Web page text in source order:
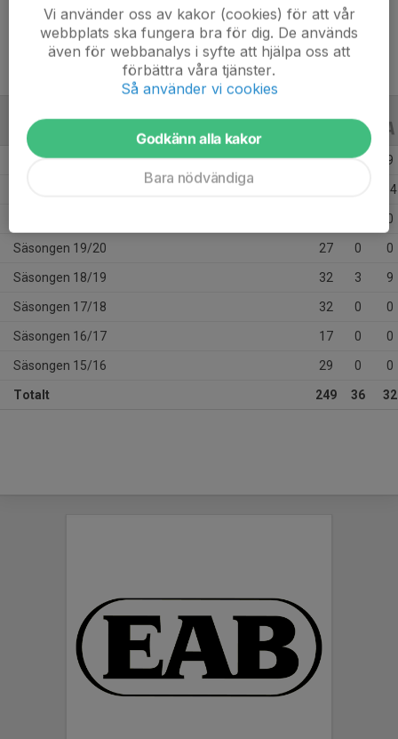
60 kg
ALLA SERIER
Säsongen 25/26 48 16 9
14
0
Säsongen 19/20 27 0 0
Säsongen 18/19 32 3 9
Säsongen 17/18 32 0 0
Säsongen 16/17 17 0 0
Säsongen 15/16 29 0 0
Totalt 249 36 32
Vi använder oss av kakor (cookies) för att vår
webbplats ska fungera bra för dig. De används
även för webbanalys i syfte att hjälpa oss att
förbättra våra tjänster.
Så använder vi cookies
Godkänn alla kakor
Bara nödvändiga